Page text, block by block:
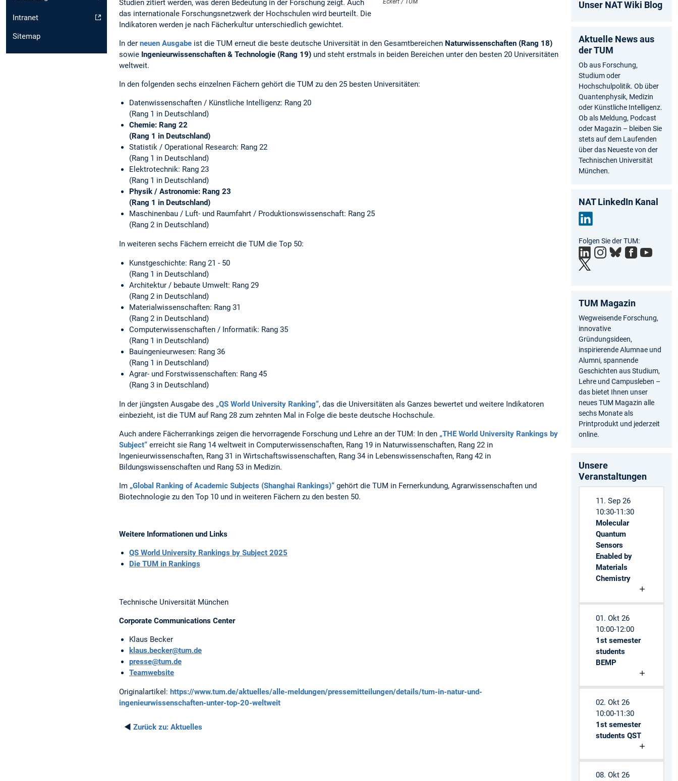
Intranet
Sitemap
Studien zitiert werden, was deren Bedeutung in der Forschung zeigt. Auch
das internationale Forschungsnetzwerk der Hochschulen wird beurteilt. Die
Indikatoren werden je nach Fächerkultur unterschiedlich gewichtet.
In der neuen Ausgabe ist die TUM erneut die beste deutsche Universität in den Gesamtbereichen Naturwissenschaften (Rang 18)
sowie Ingenieurwissenschaften & Technologie (Rang 19) und steht erstmals in beiden Bereichen unter den besten 20 Universitäten
weltweit.
In den folgenden sechs einzelnen Fächern gehört die TUM zu den 25 besten Universitäten:
Datenwissenschaften / Künstliche Intelligenz: Rang 20
(Rang 1 in Deutschland)
Chemie: Rang 22
(Rang 1 in Deutschland)
Statistik / Operational Research: Rang 22
(Rang 1 in Deutschland)
Elektrotechnik: Rang 23
(Rang 1 in Deutschland)
Physik / Astronomie: Rang 23
(Rang 1 in Deutschland)
Maschinenbau / Luft- und Raumfahrt / Produktionswissenschaft: Rang 25
(Rang 2 in Deutschland)
In weiteren sechs Fächern erreicht die TUM die Top 50:
Kunstgeschichte: Rang 21 - 50
(Rang 1 in Deutschland)
Architektur / bebaute Umwelt: Rang 29
(Rang 2 in Deutschland)
Materialwissenschaften: Rang 31
(Rang 2 in Deutschland)
Computerwissenschaften / Informatik: Rang 35
(Rang 1 in Deutschland)
Bauingenieurwesen: Rang 36
(Rang 1 in Deutschland)
Agrar- und Forstwissenschaften: Rang 45
(Rang 3 in Deutschland)
In der jüngsten Ausgabe des „QS World University Ranking“, das die Universitäten als Ganzes bewertet und weitere Indikatoren
einbezieht, ist die TUM auf Rang 28 zum zehnten Mal in Folge die beste deutsche Hochschule.
Auch andere Fächerrankings zeigen die hervorragende Forschung und Lehre an der TUM: In den „THE World University Rankings by
Subject“ erreicht sie Rang 14 weltweit in Computerwissenschaften, Rang 19 in Naturwissenschaften, Rang 22 in
Ingenieurwissenschaften, Rang 31 in Wirtschaftswissenschaften, Rang 34 in Lebenswissenschaften, Rang 42 in
Bildungswissenschaften und Rang 53 in Medizin.
Im „Global Ranking of Academic Subjects (Shanghai Rankings)“ gehört die TUM in Fernerkundung, Agrarwissenschaften und
Biotechnologie zu den Top 10 und in weiteren Fächern zu den besten 50.
Weitere Informationen und Links
QS World University Rankings by Subject 2025
Die TUM in Rankings
Technische Universität München
Corporate Communications Center
Klaus Becker
klaus.becker@tum.de
presse@tum.de
Teamwebsite
Originalartikel: https://www.tum.de/aktuelles/alle-meldungen/pressemitteilungen/details/tum-in-natur-und-
ingenieurwissenschaften-unter-top-20-weltweit
◄ Zurück zu: Aktuelles
Unser NAT Wiki Blog
Aktuelle News aus
der TUM
Ob aus Forschung,
Studium oder
Hochschulpolitik. Ob über
Quantenphysik, Medizin
oder Künstliche Intelligenz.
Ob als Meldung, Podcast
oder Magazin – bleiben Sie
stets auf dem Laufenden
über das Neueste von der
Technischen Universität
München.
NAT LinkedIn Kanal
edIn
Folgen Sie der TUM:
TUM Magazin
Wegweisende Forschung,
innovative
Gründungsideen,
inspirierende Alumnae und
Alumni, spannende
Geschichten aus Studium,
Lehre und Campusleben –
das bietet Ihnen unser
neues TUM Magazin alle
sechs Monate als
Printprodukt und jederzeit
online.
Unsere
Veranstaltungen
11. Sep 26
10:30-11:30
Molecular
Quantum
Sensors
Enabled by
Materials
Chemistry
01. Okt 26
10:00-12:00
1st semester
students
BEMP
02. Okt 26
10:00-11:30
1st semester
students QST
08. Okt 26